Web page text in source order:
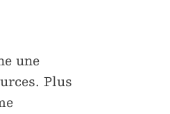
une
Plus